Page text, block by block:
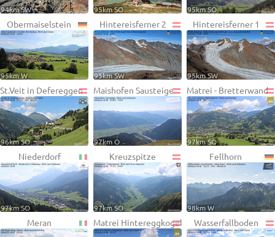
94km SW 95km SO 95km SO
Obermaiselstein
95km W
Hintereisferner 2
95km SW
Hintereisferner 1
95km SW
St.Veit in Defereggen
96km SO
Maishofen Sausteige
97km O
Matrei - Bretterwand
97km SO
Niederdorf
97km SO
Kreuzspitze
97km SO
Fellhorn
98km W
Meran Matrei Hintereggkogel Wasserfallboden